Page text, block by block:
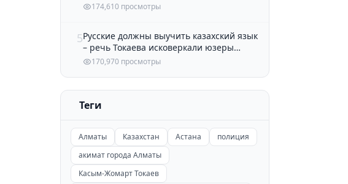
174,610 просмотры
5Русские должны выучить казахский язык
– речь Токаева исковеркали юзеры
Казнета
170,970 просмотры
Теги
Алматы Казахстан Астана
полиция
акимат города Алматы
Касым-Жомарт Токаев